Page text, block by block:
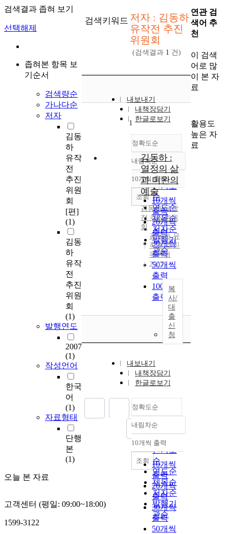
검색결과 좁혀 보기
선택해제
좁혀본 항목 보
기순서
검색량순
가나다순
저자
김동
하
유작
전
추진
위원
회
[편]
(1)
김동
하
유작
전
추진
위원
회
(1)
발행연도
2007
(1)
작성언어
한국
어
(1)
자료형태
단행
본
(1)
오늘 본 자료
검색키워드 저자 : 김동하
유작전 추진
위원회
(검색결과 1 건)
내보내기
내책장담기
한글로보기
정확도순
정확도
순
인기도
순
연도순
제목순
저자순
발행기
관순
내림차순
내림차순
10개씩 출력
10개씩
출력
20개씩
출력
30개씩
출력
50개씩
출력
100개씩
출력
조회
1
김동하 :
열정의 삶
과 미완의
예술
김동하 유작
전 추진위원
회
김동하 유
작전 추진
위원회
2007
복
사/
대
출
신
청
내보내기
내책장담기
한글로보기
정확도순
정확도
순
인기도
순
연도순
제목순
저자순
발행기
관순
내림차순
내림차순
10개씩 출력
10개씩
출력
20개씩
출력
30개씩
출력
50개씩
조회
연관 검
색어 추
천
이 검색
어로 많
이 본 자
료
활용도
높은 자
료
고객센터 (평일: 09:00~18:00)
1599-3122